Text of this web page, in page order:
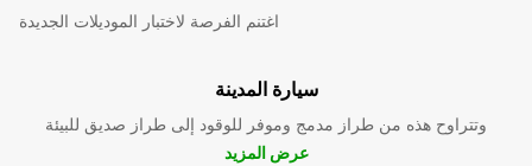
اغتنم الفرصة لاختبار الموديلات الجديدة
سيارة المدينة
وتتراوح هذه من طراز مدمج وموفر للوقود إلى طراز صديق للبيئة
عرض المزيد